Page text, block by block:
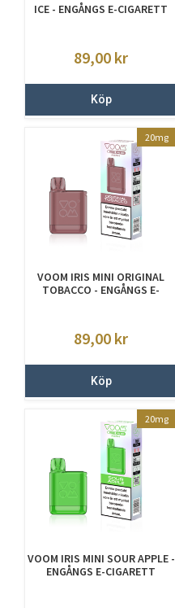
ICE - ENGÅNGS E-CIGARETT
89,00 kr
Köp
20mg
VOOM IRIS MINI ORIGINAL
TOBACCO - ENGÅNGS E-
89,00 kr
Köp
20mg
VOOM IRIS MINI SOUR APPLE -
ENGÅNGS E-CIGARETT